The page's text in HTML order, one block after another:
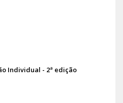
Individual - 2ª edição